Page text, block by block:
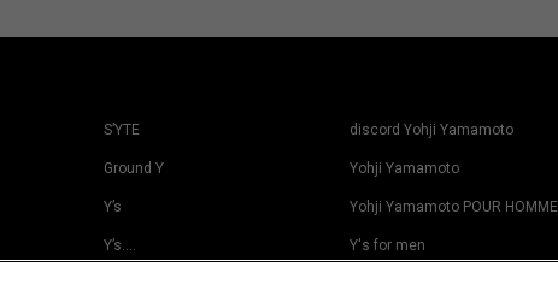
S’YTE
Ground Y
Y’s
Y’s….
discord Yohji Yamamoto
Yohji Yamamoto
Yohji Yamamoto POUR HOMME
Y's for men